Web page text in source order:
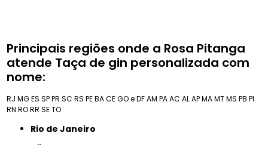
Principais regiões onde a Rosa Pitanga
atende Taça de gin personalizada com
nome:
RJ MGES SPPR SC RS PEBACEGO e DFAM PAAC ALAPMAMTMS PB PI
RN RORR SETO
Rio de Janeiro